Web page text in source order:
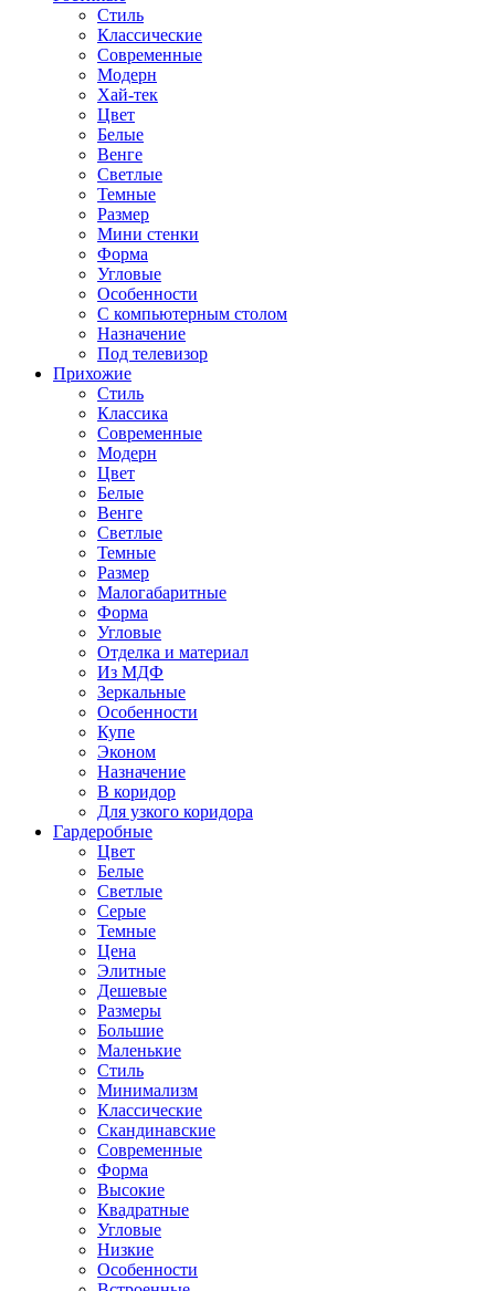
Стиль
Классические
Современные
Модерн
Хай-тек
Цвет
Белые
Венге
Светлые
Темные
Размер
Мини стенки
Форма
Угловые
Особенности
С компьютерным столом
Назначение
Под телевизор
Прихожие
Стиль
Классика
Современные
Модерн
Цвет
Белые
Венге
Светлые
Темные
Размер
Малогабаритные
Форма
Угловые
Отделка и материал
Из МДФ
Зеркальные
Особенности
Купе
Эконом
Назначение
В коридор
Для узкого коридора
Гардеробные
Цвет
Белые
Светлые
Серые
Темные
Цена
Элитные
Дешевые
Размеры
Большие
Маленькие
Стиль
Минимализм
Классические
Скандинавские
Современные
Форма
Высокие
Квадратные
Угловые
Низкие
Особенности